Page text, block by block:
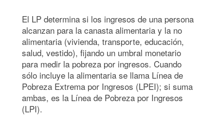
El LP determina si los ingresos de una persona
alcanzan para la canasta alimentaria y la no
alimentaria (vivienda, transporte, educación,
salud, vestido), fijando un umbral monetario
para medir la pobreza por ingresos. Cuando
sólo incluye la alimentaria se llama Línea de
Pobreza Extrema por Ingresos (LPEI); si suma
ambas, es la Línea de Pobreza por Ingresos
(LPI).